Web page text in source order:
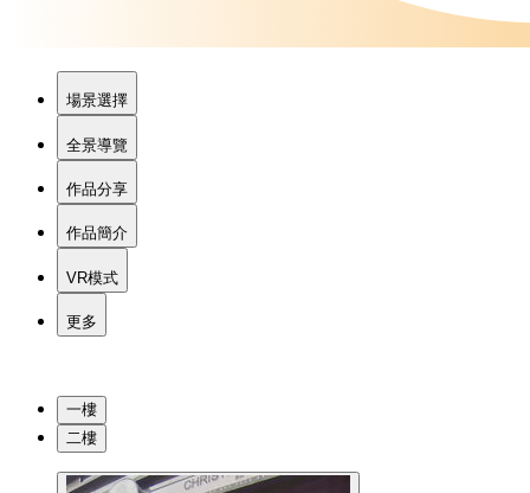
場景選擇
全景導覽
作品分享
作品簡介
VR模式
更多
一樓
二樓